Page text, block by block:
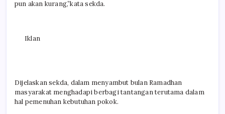
pun akan kurang,”kata sekda.
Iklan
Dijelaskan sekda, dalam menyambut bulan Ramadhan
masyarakat menghadapi berbagi tantangan terutama dalam
hal pemenuhan kebutuhan pokok.